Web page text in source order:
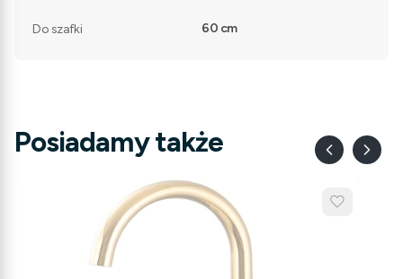
Do szafki 60 cm
Posiadamy także